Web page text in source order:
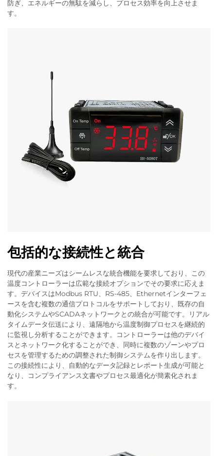
防ぎ、エネルギーの無駄を減らし、プロセス効率を向上させま
す。
包括的な接続性と統合
現代の産業ニーズはシームレスな統合機能を要求しており、この
温度コントローラーは広範な接続オプションでその要求に応えま
す。デバイスはModbus RTU、RS-485、Ethernetインターフェ
ースを含む複数の通信プロトコルをサポートしており、既存の自
動化システムやSCADAネットワークとの統合が可能です。リアル
タイムデータ伝送により、遠隔地から温度制御プロセスを継続的
に監視し分析することができます。コントローラーは他のデバイ
スとネットワーク化することができ、同時に複数のゾーンやプロ
セスを管理するための調整された制御システムを作り出します。
この接続性により、自動的なデータ記録とレポート生成が可能と
なり、コンプライアンス文書やプロセス最適化が簡素化されま
す。